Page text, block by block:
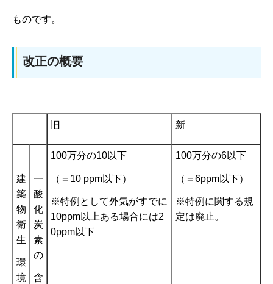
ものです。
改正の概要
旧 新
建
築
物
衛
生
環
境
一
酸
化
炭
素
の
含
100万分の10以下
（＝10 ppm以下）
※特例として外気がすでに
10ppm以上ある場合には2
0ppm以下
100万分の6以下
（＝6ppm以下）
※特例に関する規
定は廃止。